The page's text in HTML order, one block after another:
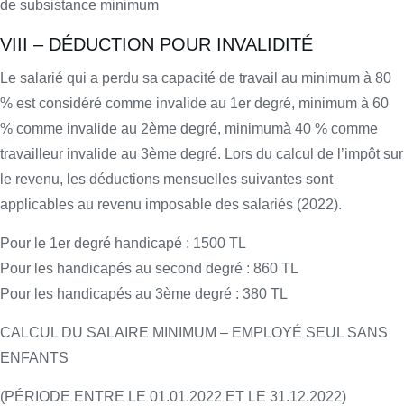
de subsistance minimum
VIII – DÉDUCTION POUR INVALIDITÉ
Le salarié qui a perdu sa capacité de travail au minimum à 80
% est considéré comme invalide au 1er degré, minimum à 60
% comme invalide au 2ème degré, minimumà 40 % comme
travailleur invalide au 3ème degré. Lors du calcul de l’impôt sur
le revenu, les déductions mensuelles suivantes sont
applicables au revenu imposable des salariés (2022).
Pour le 1er degré handicapé : 1500 TL
Pour les handicapés au second degré : 860 TL
Pour les handicapés au 3ème degré : 380 TL
CALCUL DU SALAIRE MINIMUM – EMPLOYÉ SEUL SANS
ENFANTS
(PÉRIODE ENTRE LE 01.01.2022 ET LE 31.12.2022)